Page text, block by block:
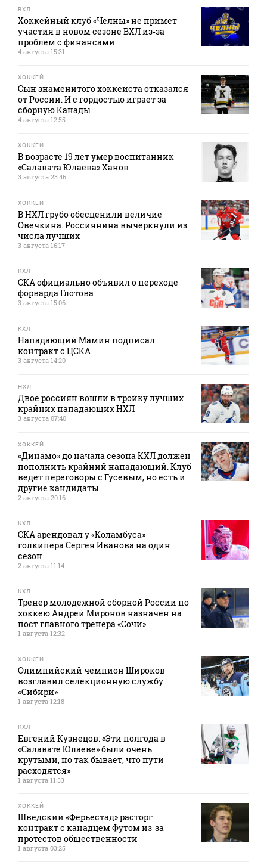
ВХЛ
Хоккейный клуб «Челны» не примет
участия в новом сезоне ВХЛ из‑за
проблем с финансами
4 августа 15:31
ХОККЕЙ
Сын знаменитого хоккеиста отказался
от России. И с гордостью играет за
сборную Канады
4 августа 12:55
ХОККЕЙ
В возрасте 19 лет умер воспитанник
«Салавата Юлаева» Ханов
3 августа 23:46
ХОККЕЙ
В НХЛ грубо обесценили величие
Овечкина. Россиянина вычеркнули из
числа лучших
3 августа 16:17
КХЛ
СКА официально объявил о переходе
форварда Глотова
3 августа 15:06
КХЛ
Нападающий Мамин подписал
контракт с ЦСКА
3 августа 14:20
НХЛ
Двое россиян вошли в тройку лучших
крайних нападающих НХЛ
3 августа 07:40
ХОККЕЙ
«Динамо» до начала сезона КХЛ должен
пополнить крайний нападающий. Клуб
ведет переговоры с Гусевым, но есть и
другие кандидаты
2 августа 20:16
КХЛ
СКА арендовал у «Коламбуса»
голкипера Сергея Иванова на один
сезон
2 августа 11:14
КХЛ
Тренер молодежной сборной России по
хоккею Андрей Миронов назначен на
пост главного тренера «Сочи»
1 августа 12:32
ХОККЕЙ
Олимпийский чемпион Широков
возглавил селекционную службу
«Сибири»
1 августа 12:18
КХЛ
Евгений Кузнецов: «Эти полгода в
«Салавате Юлаеве» были очень
крутыми, но так бывает, что пути
расходятся»
1 августа 11:33
ХОККЕЙ
Шведский «Ферьестад» расторг
контракт с канадцем Футом из‑за
протестов общественности
1 августа 03:25